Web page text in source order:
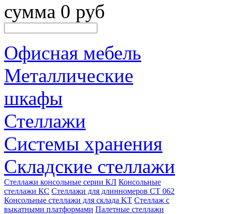
сумма 0 руб
Офисная мебель
Металлические
шкафы
Стеллажи
Системы хранения
Складские стеллажи
Стеллажи консольные серии КЛ Консольные
стеллажи КС Стеллажи для длинномеров СТ 062
Консольные стеллажи для склада KT Стеллаж с
выкатными платформами Палетные стеллажи